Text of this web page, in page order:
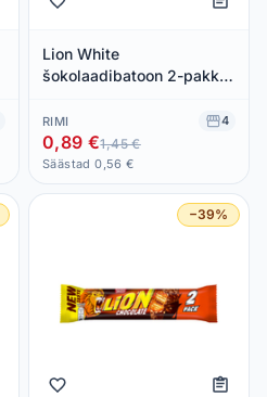
Lion White
šokolaadibatoon 2-pakk,
RIMI 4
0,89 €1,45 €
Säästad 0,56 €
−39%